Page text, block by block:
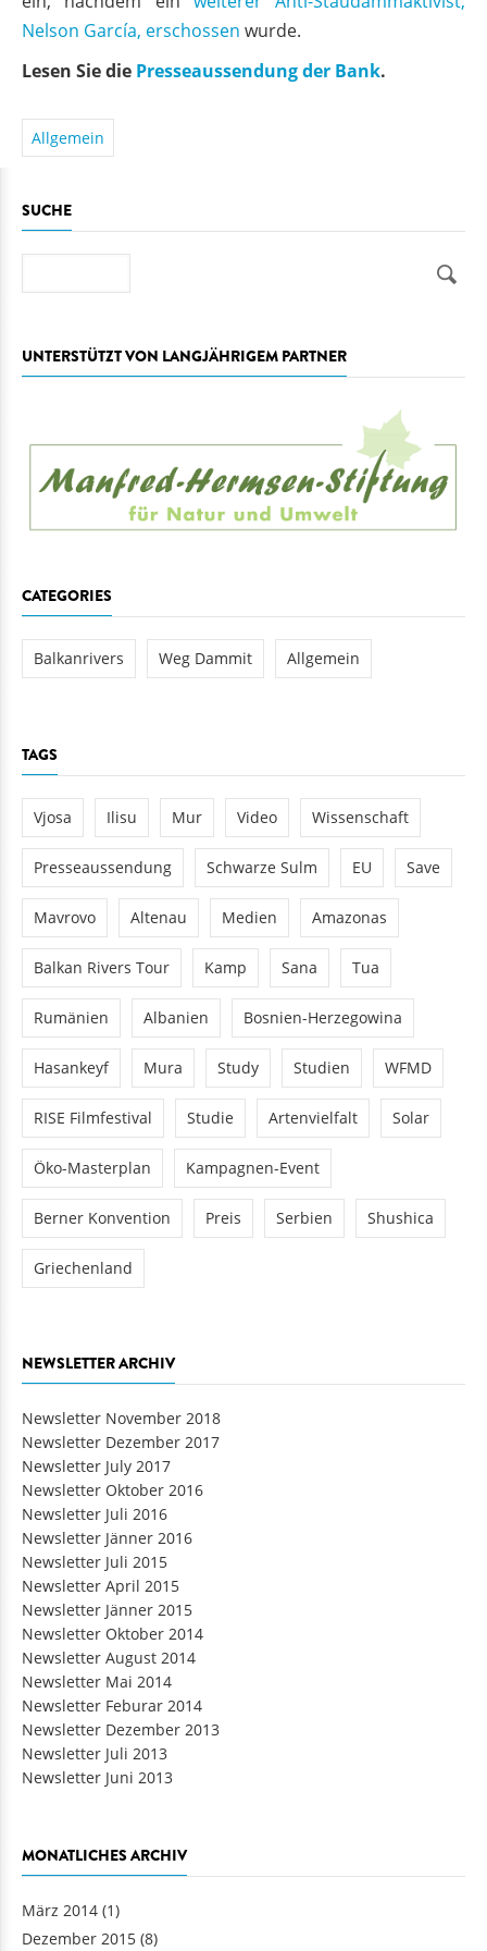
Nelson García, erschossen wurde.
Lesen Sie die Presseaussendung der Bank.
Allgemein
SUCHE
UNTERSTÜTZT VON LANGJÄHRIGEM PARTNER
CATEGORIES
Balkanrivers Weg Dammit Allgemein
TAGS
Vjosa Ilisu Mur Video Wissenschaft
Presseaussendung Schwarze Sulm EU Save
Mavrovo Altenau Medien Amazonas
Balkan Rivers Tour Kamp Sana Tua
Rumänien Albanien Bosnien-Herzegowina
Hasankeyf Mura Study Studien WFMD
RISE Filmfestival Studie Artenvielfalt Solar
Öko-Masterplan Kampagnen-Event
Berner Konvention Preis Serbien Shushica
Griechenland
NEWSLETTER ARCHIV
Newsletter November 2018
Newsletter Dezember 2017
Newsletter July 2017
Newsletter Oktober 2016
Newsletter Juli 2016
Newsletter Jänner 2016
Newsletter Juli 2015
Newsletter April 2015
Newsletter Jänner 2015
Newsletter Oktober 2014
Newsletter August 2014
Newsletter Mai 2014
Newsletter Feburar 2014
Newsletter Dezember 2013
Newsletter Juli 2013
Newsletter Juni 2013
MONATLICHES ARCHIV
März 2014 (1)
Dezember 2015 (8)